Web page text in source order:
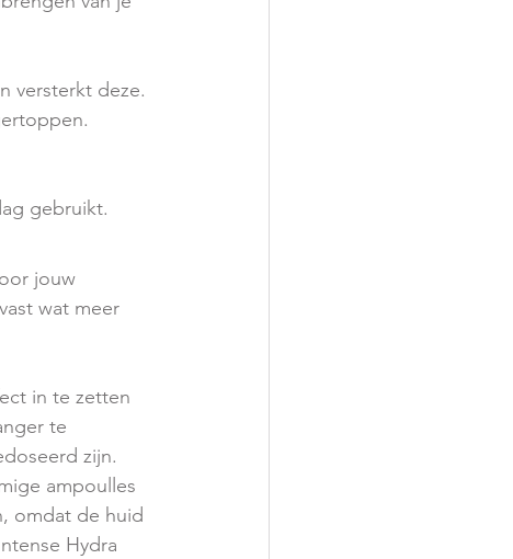
versterkt deze.
gebruikt.
jouw
wat meer
in te zetten
te
zijn.
ampoulles
omdat de huid
Hydra